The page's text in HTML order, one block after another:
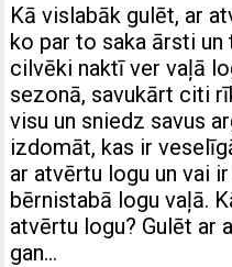
Kā vislabāk gulēt, ar
ko par to saka ārsti un
cilvēki naktī ver vaļā
sezonā, savukārt citi
visu un sniedz savus
izdomāt, kas ir
ar atvērtu logu un vai
bērnistabā logu vaļā.
atvērtu logu? Gulēt ar
gan…